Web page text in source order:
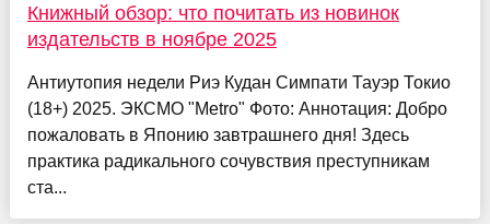
Книжный обзор: что почитать из новинок
издательств в ноябре 2025
Антиутопия недели Риэ Кудан Симпати Тауэр Токио
(18+) 2025. ЭКСМО "Metro" Фото: Аннотация: Добро
пожаловать в Японию завтрашнего дня! Здесь
практика радикального сочувствия преступникам
ста...